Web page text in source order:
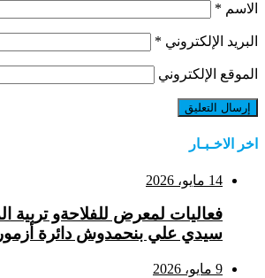
الاسم *
البريد الإلكتروني *
الموقع الإلكتروني
اخر الاخـبـار
14 مايو، 2026
فعاليات لمعرض للفلاحةو تربية
سيدي علي بنحمدوش دائرة أزمور
9 مايو، 2026